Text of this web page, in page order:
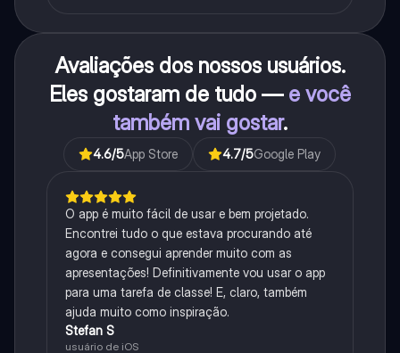
Avaliações dos nossos usuários.
Eles gostaram de tudo — e você
também vai gostar.
4.6/5App Store 4.7/5Google Play
O app é muito fácil de usar e bem projetado.
Encontrei tudo o que estava procurando até
agora e consegui aprender muito com as
apresentações! Definitivamente vou usar o app
para uma tarefa de classe! E, claro, também
ajuda muito como inspiração.
Stefan S
usuário de iOS